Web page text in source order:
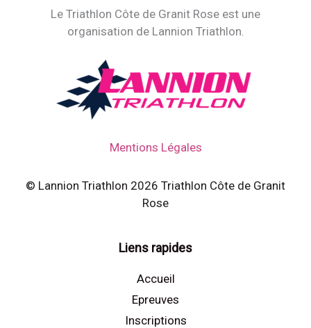
Le Triathlon Côte de Granit Rose est une
organisation de Lannion Triathlon.
Mentions Légales
© Lannion Triathlon 2026 Triathlon Côte de Granit
Rose
Liens rapides
Accueil
Epreuves
Inscriptions